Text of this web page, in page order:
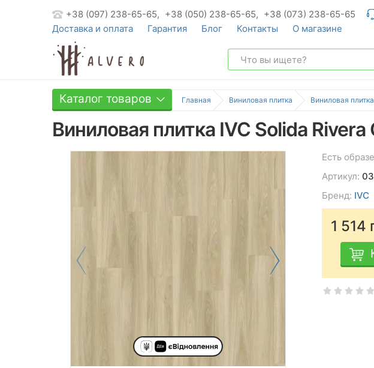
+38 (097) 238-65-65, +38 (050) 238-65-65, +38 (073) 238-65-65
Доставка и оплата
Гарантия Блог Контакты О магазине
Каталог товаров Главная Виниловая плитка Виниловая
Виниловая плитка IVC Solida
Есть
Артикул:
Бренд: IVC
1 514